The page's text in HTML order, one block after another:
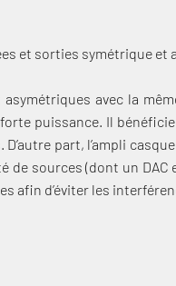
et sorties symétrique et
avec la
puissance. Il
part, l’ampli
de sources (dont un
afin d’éviter les